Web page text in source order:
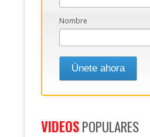
Nombre
VIDEOSPOPULARES